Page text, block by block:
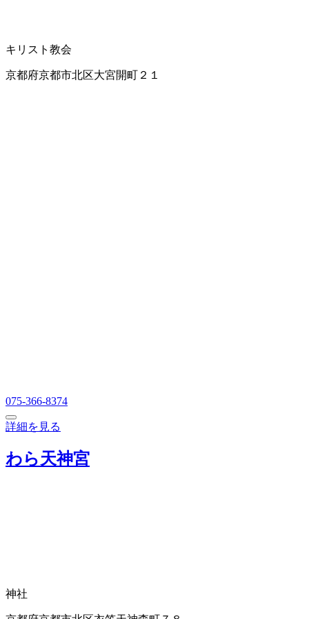
キリスト教会
京都府京都市北区大宮開町２１
075-366-8374
詳細を見る
わら天神宮
神社